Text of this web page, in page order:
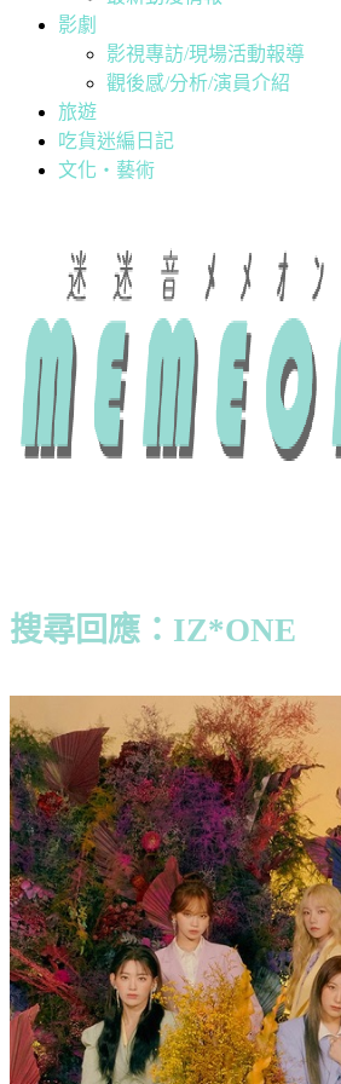
影劇
影視專訪/現場活動報導
觀後感/分析/演員介紹
旅遊
吃貨迷編日記
文化・藝術
搜尋回應：IZ*ONE